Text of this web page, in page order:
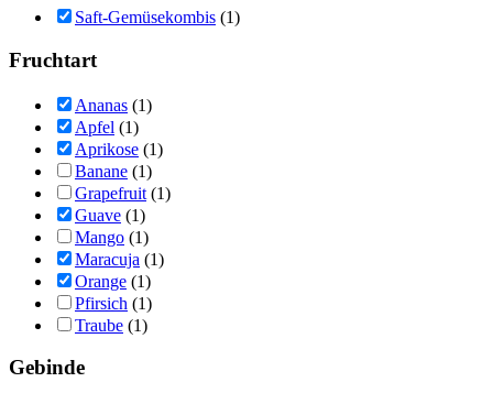
Saft-Gemüsekombis (1)
Fruchtart
Ananas (1)
Apfel (1)
Aprikose (1)
Banane (1)
Grapefruit (1)
Guave (1)
Mango (1)
Maracuja (1)
Orange (1)
Pfirsich (1)
Traube (1)
Gebinde